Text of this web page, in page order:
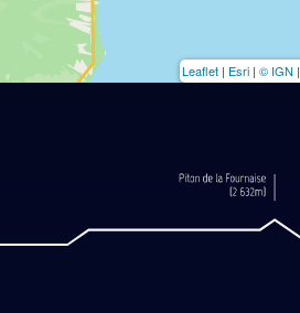
Leaflet | Esri | © IGN |